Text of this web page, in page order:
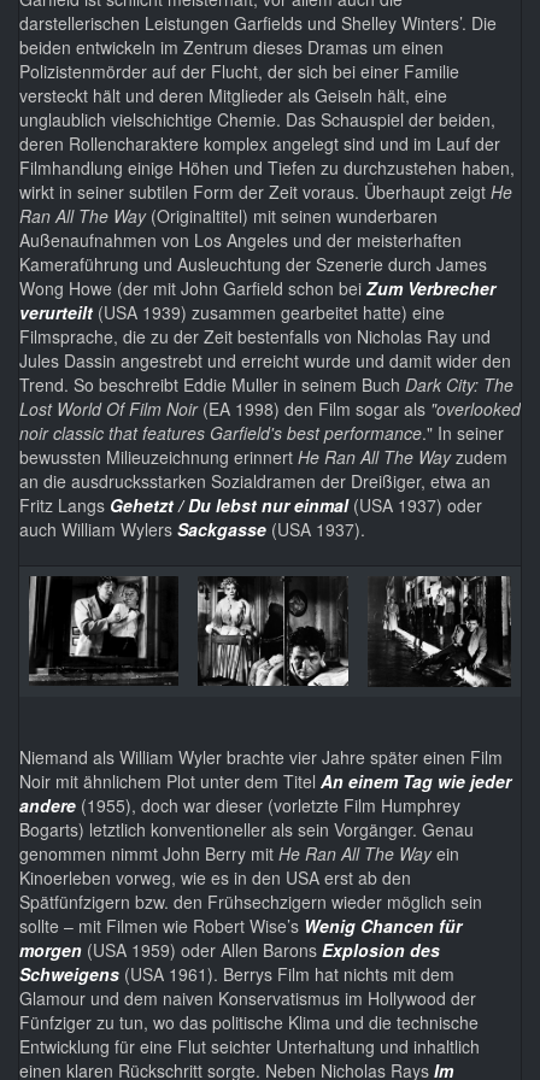
darstellerischen Leistungen Garfields und Shelley Winters’. Die
beiden entwickeln im Zentrum dieses Dramas um einen
Polizistenmörder auf der Flucht, der sich bei einer Familie
versteckt hält und deren Mitglieder als Geiseln hält, eine
unglaublich vielschichtige Chemie. Das Schauspiel der beiden,
deren Rollencharaktere komplex angelegt sind und im Lauf der
Filmhandlung einige Höhen und Tiefen zu durchzustehen haben,
wirkt in seiner subtilen Form der Zeit voraus. Überhaupt zeigt He
Ran All The Way(Originaltitel) mit seinen wunderbaren
Außenaufnahmen von Los Angeles und der meisterhaften
Kameraführung und Ausleuchtung der Szenerie durch James
Wong Howe (der mit John Garfield schon bei Zum Verbrecher
verurteilt (USA 1939) zusammen gearbeitet hatte) eine
Filmsprache, die zu der Zeit bestenfalls von Nicholas Ray und
Jules Dassin angestrebt und erreicht wurde und damit wider den
Trend. So beschreibt Eddie Muller in seinem Buch Dark City: The
Lost World Of Film Noir(EA 1998) den Film sogar als "overlooked
noir classic that features Garfield's best performance." In seiner
bewussten Milieuzeichnung erinnert He Ran All The Wayzudem
an die ausdrucksstarken Sozialdramen der Dreißiger, etwa an
Fritz Langs Gehetzt / Du lebst nur einmal(USA 1937) oder
auch William Wylers Sackgasse (USA 1937).
Niemand als William Wyler brachte vier Jahre später einen Film
Noir mit ähnlichem Plot unter dem Titel An einem Tag wie jeder
andere (1955), doch war dieser (vorletzte Film Humphrey
Bogarts) letztlich konventioneller als sein Vorgänger. Genau
genommen nimmt John Berry mit He Ran All The Wayein
Kinoerleben vorweg, wie es in den USA erst ab den
Spätfünfzigern bzw. den Frühsechzigern wieder möglich sein
sollte – mit Filmen wie Robert Wise’s Wenig Chancen für
morgen (USA 1959) oder Allen Barons Explosion des
Schweigens (USA 1961). Berrys Film hat nichts mit dem
Glamour und dem naiven Konservatismus im Hollywood der
Fünfziger zu tun, wo das politische Klima und die technische
Entwicklung für eine Flut seichter Unterhaltung und inhaltlich
einen klaren Rückschritt sorgte. Neben Nicholas Rays Im